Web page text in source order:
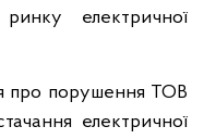
електричної
про порушення ТОВ
електричної